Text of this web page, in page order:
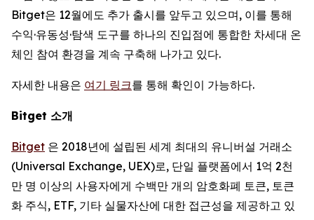
Bitget은 12월에도 추가 출시를 앞두고 있으며, 이를 통해
수익·유동성·탐색 도구를 하나의 진입점에 통합한 차세대 온
체인 참여 환경을 계속 구축해 나가고 있다.
자세한 내용은 여기 링크를 통해 확인이 가능하다.
Bitget 소개
Bitget 은 2018년에 설립된 세계 최대의 유니버설 거래소
(Universal Exchange, UEX)로, 단일 플랫폼에서 1억 2천
만 명 이상의 사용자에게 수백만 개의 암호화폐 토큰, 토큰
화 주식, ETF, 기타 실물자산에 대한 접근성을 제공하고 있